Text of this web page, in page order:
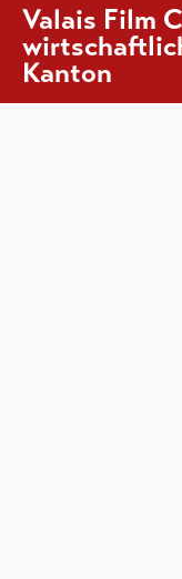
Valais Film
Kanton